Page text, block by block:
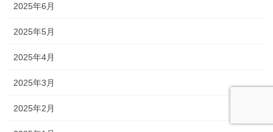
2025年6月
2025年5月
2025年4月
2025年3月
2025年2月